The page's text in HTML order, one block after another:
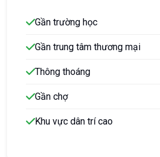
Gần trường học
Gần trung tâm thương mại
Thông thoáng
Gần chợ
Khu vực dân trí cao